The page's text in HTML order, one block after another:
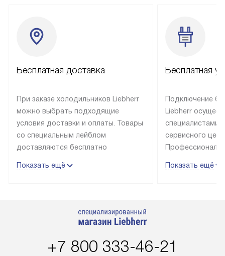
Бесплатная доставка
При заказе холодильников Liebherr
можно выбрать подходящие
условия доставки и оплаты. Товары
со специальным лейблом
доставляются бесплатно
до подъезда, выезд за МКАД
в течение трех дней. Доставка
регионы осуществляется через
Показать ещё
Бесплатная
Подключение
Liebherr
специалистами
сервисного
эксплуатации
Стоимость
Показать ещё
+7 800 333-46-21